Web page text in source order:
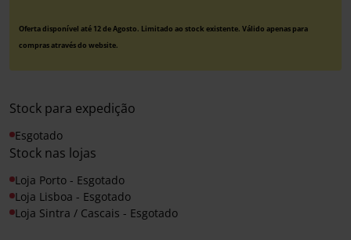
Oferta disponível até 12 de Agosto. Limitado ao stock existente. Válido apenas para
compras através do website.
Stock para expedição
Esgotado
Stock nas lojas
Loja Porto - Esgotado
Loja Lisboa - Esgotado
Loja Sintra / Cascais - Esgotado